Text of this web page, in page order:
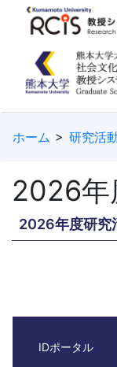
ホーム
研究活
2026年
2026年度研究
IDポータル